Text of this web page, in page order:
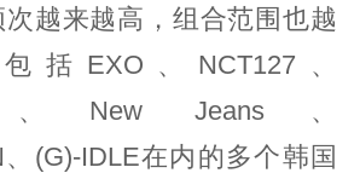
越来越高，组合范围也越
括EXO、NCT127、
、New Jeans、
(G)-IDLE在内的多个韩国